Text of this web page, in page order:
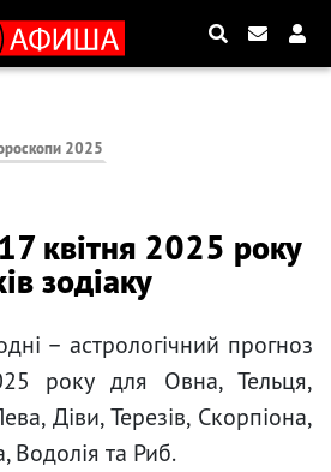
2025
квітня 2025 року
зодіаку
– астрологічний прогноз
року для Овна, Тельця,
Діви, Терезів, Скорпіона,
Водолія та Риб.